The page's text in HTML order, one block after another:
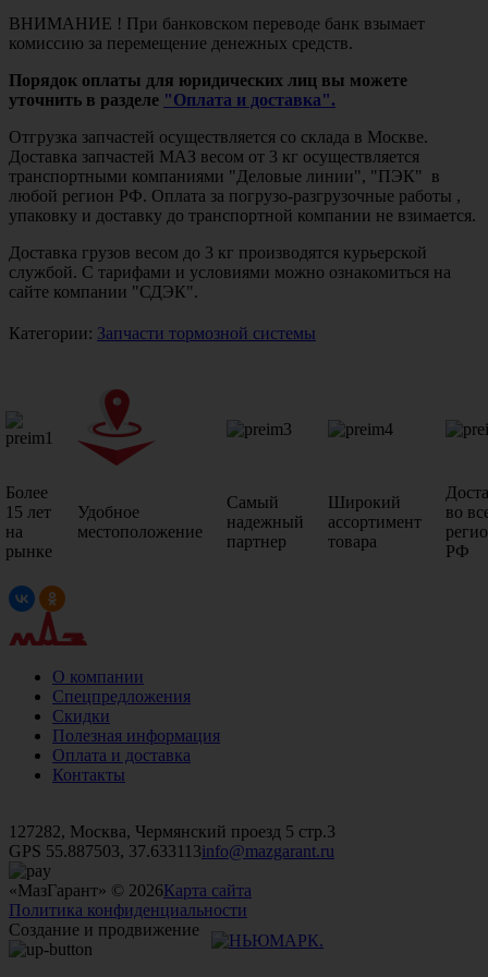
ВНИМАНИЕ ! При банковском переводе банк взымает
комиссию за перемещение денежных средств.
Порядок оплаты для юридических лиц вы можете
уточнить в разделе "Оплата и доставка".
Отгрузка запчастей осуществляется со склада в Москве.
Доставка запчастей МАЗ весом от 3 кг осуществляется
транспортными компаниями "Деловые линии", "ПЭК" в
любой регион РФ. Оплата за погрузо-разгрузочные работы ,
упаковку и доставку до транспортной компании не взимается.
Доставка грузов весом до 3 кг производятся курьерской
службой. С тарифами и условиями можно ознакомиться на
сайте компании "СДЭК".
Категории: Запчасти тормозной системы
Более
15 лет
на
рынке
Удобное
местоположение
Самый
надежный
партнер
Широкий
ассортимент
товара
во
РФ
О компании
Спецпредложения
Скидки
Полезная информация
Оплата и доставка
Контакты
127282, Москва, Чермянский проезд 5 стр.3
GPS 55.887503, 37.633113info@mazgarant.ru
«МазГарант» © 2026Карта сайта
Политика конфиденциальности
Создание и продвижение